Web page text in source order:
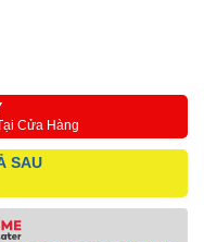
Cửa Hàng
SAU